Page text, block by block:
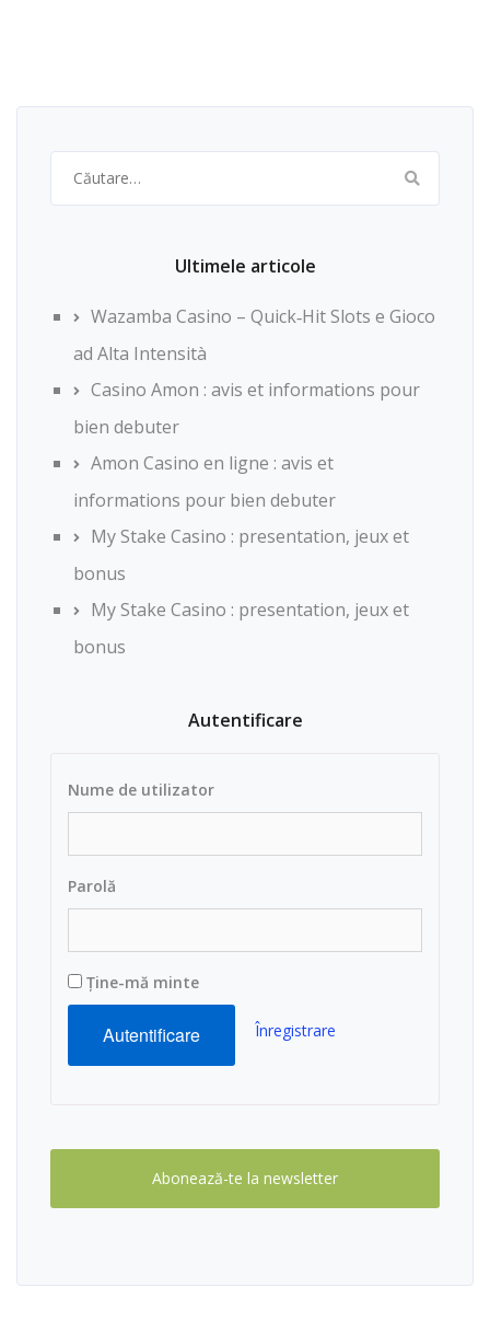
după:
Ultimele articole
Wazamba Casino – Quick‑Hit Slots e Gioco
ad Alta Intensità
Casino Amon : avis et informations pour
bien debuter
Amon Casino en ligne : avis et
informations pour bien debuter
My Stake Casino : presentation, jeux et
bonus
My Stake Casino : presentation, jeux et
bonus
Autentificare
Nume de utilizator
Parolă
Ține-mă minte
Înregistrare
Abonează-te la newsletter